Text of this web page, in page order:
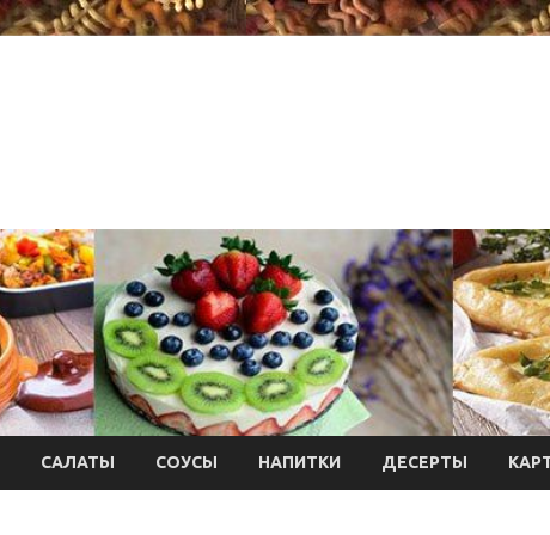
САЛАТЫ СОУСЫ НАПИТКИ ДЕСЕРТЫ